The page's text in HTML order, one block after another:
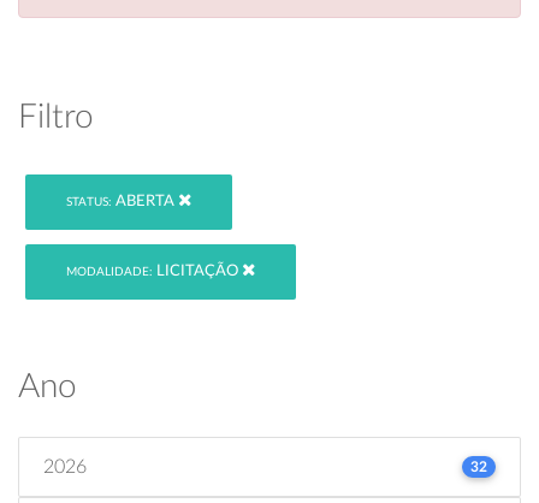
Filtro
STATUS: ABERTA
MODALIDADE: LICITAÇÃO
Ano
2026 32